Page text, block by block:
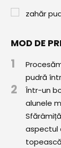
Regulament
zahăr
MOD DE
1
pudră
2
Într-un
alunele
aspectul